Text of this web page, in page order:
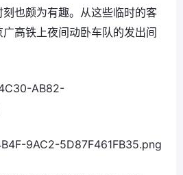
也颇为有趣。从这些临时的客
高铁上夜间动卧车队的发出间